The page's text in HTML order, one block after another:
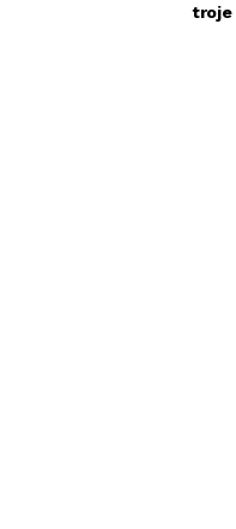
troje